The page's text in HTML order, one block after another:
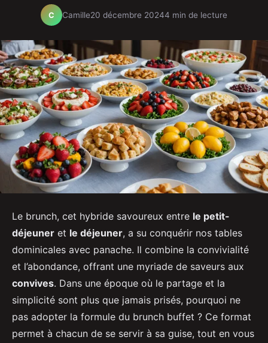
C Camille20 décembre 20244 min de lecture
Le brunch, cet hybride savoureux entre le petit-
déjeuner et le déjeuner, a su conquérir nos tables
dominicales avec panache. Il combine la convivialité
et l’abondance, offrant une myriade de saveurs aux
convives. Dans une époque où le partage et la
simplicité sont plus que jamais prisés, pourquoi ne
pas adopter la formule du brunch buffet ? Ce format
permet à chacun de se servir à sa guise, tout en vous